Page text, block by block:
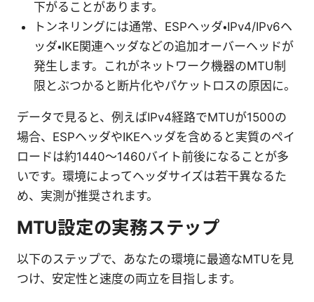
下がることがあります。
トンネリングには通常、ESPヘッダ・IPv4/IPv6ヘ
ッダ・IKE関連ヘッダなどの追加オーバーヘッドが
発生します。これがネットワーク機器のMTU制
限とぶつかると断片化やパケットロスの原因に。
データで見ると、例えばIPv4経路でMTUが1500の
場合、ESPヘッダやIKEヘッダを含めると実質のペイ
ロードは約1440〜1460バイト前後になることが多
いです。環境によってヘッダサイズは若干異なるた
め、実測が推奨されます。
MTU設定の実務ステップ
以下のステップで、あなたの環境に最適なMTUを見
つけ、安定性と速度の両立を目指します。